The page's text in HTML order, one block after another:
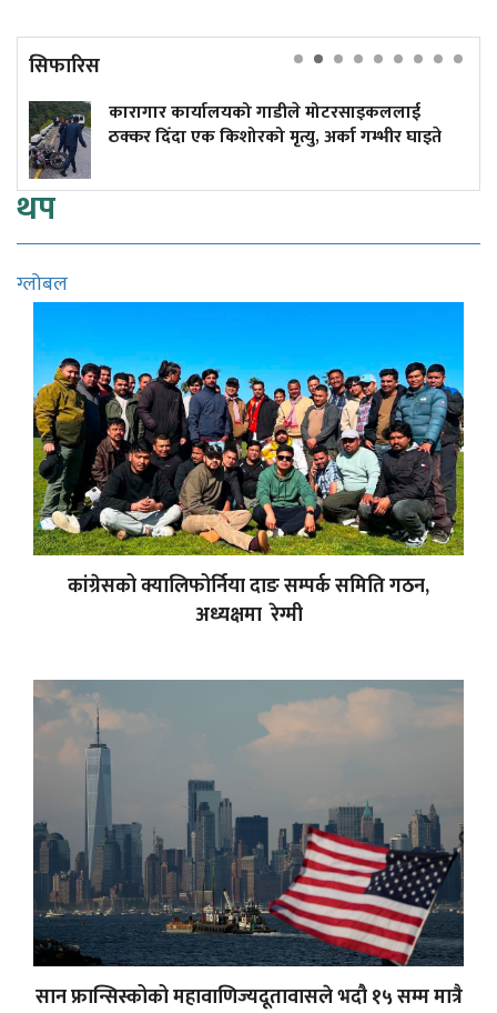
सिफारिस
गाडीले मोटरसाइकललाई
मृत्यु, अर्का गम्भीर घाइते
दुर्घटनाले डुबेको
कमाइले
थप
ग्लोबल
कांग्रेसको क्यालिफोर्निया दाङ सम्पर्क समिति गठन,
अध्यक्षमा रेग्मी
सान फ्रान्सिस्कोको महावाणिज्यदूतावासले भदौ १५ सम्म मात्रै